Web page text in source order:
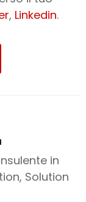
, Linkedin.
in
Solution